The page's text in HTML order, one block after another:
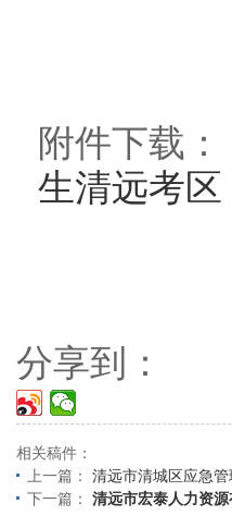
附件下载：
生清远考
分享到：
相关稿件：
上一篇： 清远市清城区应急
下一篇： 清远市宏泰人力资